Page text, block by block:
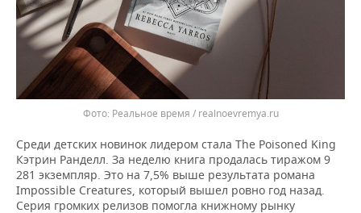
Реальное время / realnoevremya.ru
Среди детских новинок лидером стала The Poisoned King
Кэтрин Ранделл. За неделю книга продалась тиражом 9
281 экземпляр. Это на 7,5% выше результата романа
Impossible Creatures, который вышел ровно год назад.
Серия громких релизов помогла книжному рынку